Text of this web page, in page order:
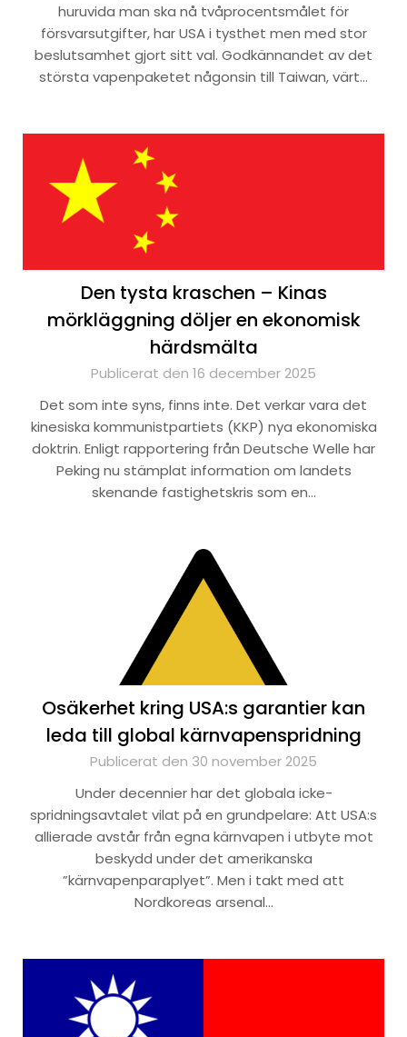
huruvida man ska nå tvåprocentsmålet för
försvarsutgifter, har USA i tysthet men med stor
beslutsamhet gjort sitt val. Godkännandet av det
största vapenpaketet någonsin till Taiwan, värt…
Den tysta kraschen – Kinas
mörkläggning döljer en ekonomisk
härdsmälta
Publicerat den 16 december 2025
Det som inte syns, finns inte. Det verkar vara det
kinesiska kommunistpartiets (KKP) nya ekonomiska
doktrin. Enligt rapportering från Deutsche Welle har
Peking nu stämplat information om landets
skenande fastighetskris som en…
Osäkerhet kring USA:s garantier kan
leda till global kärnvapenspridning
Publicerat den 30 november 2025
Under decennier har det globala icke-
spridningsavtalet vilat på en grundpelare: Att USA:s
allierade avstår från egna kärnvapen i utbyte mot
beskydd under det amerikanska
”kärnvapenparaplyet”. Men i takt med att
Nordkoreas arsenal…